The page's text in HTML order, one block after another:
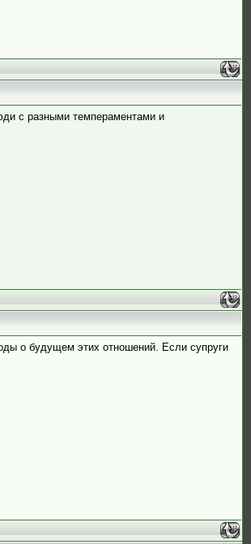
с разными темпераментами и
о будущем этих отношений. Если супруги